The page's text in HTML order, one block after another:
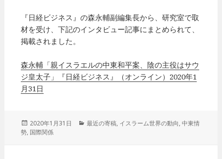
『日経ビジネス』の森永輔副編集長から、研究室で取
材を受け、下記のインタビュー記事にまとめられて、
掲載されました。
森永輔「親イスラエルの中東和平案、陰の主役はサウ
ジ皇太子」『日経ビジネス』（オンライン）2020年1
月31日
投
稿
2020年1月31日
カ
最近の寄稿, イスラーム世界の動向,中東情
勢, 国際関係